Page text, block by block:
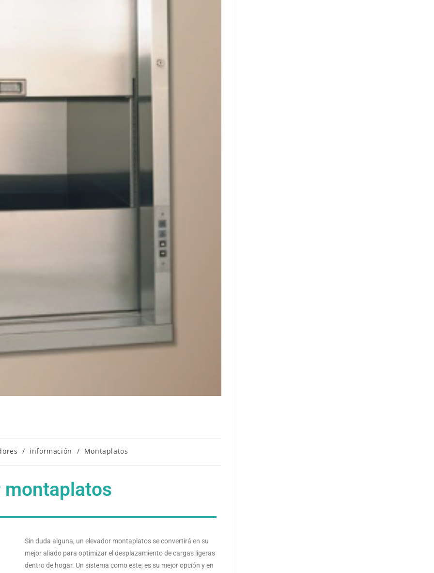
/ información / Montaplatos
montaplatos
Sin duda alguna, un elevador montaplatos se convertirá en su
mejor aliado para optimizar el desplazamiento de cargas ligeras
dentro de hogar. Un sistema como este, es su mejor opción y en